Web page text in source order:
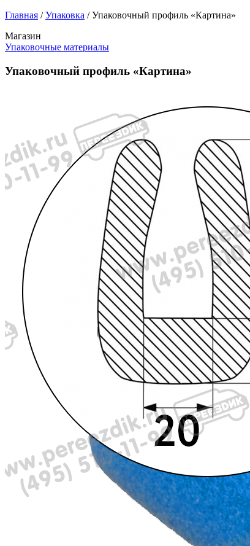
Главная /Упаковка /Упаковочный профиль «Картина»
Магазин
Упаковочные материалы
Упаковочный профиль «Картина»